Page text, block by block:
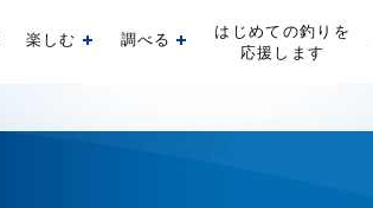
楽しむ 開く調べる 開く
はじめての釣りを
応援します